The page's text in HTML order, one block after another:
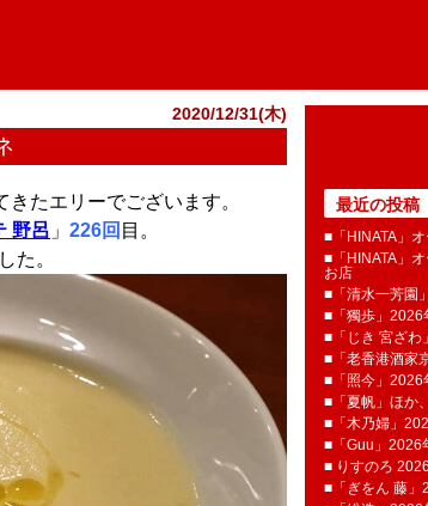
2020/12/31(木)
きたエリーでございます。
野呂 」 226回 目。
た。
最近の投稿
■「HINATA」
■「HINATA」
お店
■「清水一芳園
■「獨歩」2026
■「じき 宮ざわ
■「老香港酒家
■「照今」2026
■「夏帆」ほか
■「木乃婦」
■「Guu」2026
■ りすのろ
■「ぎをん 藤」